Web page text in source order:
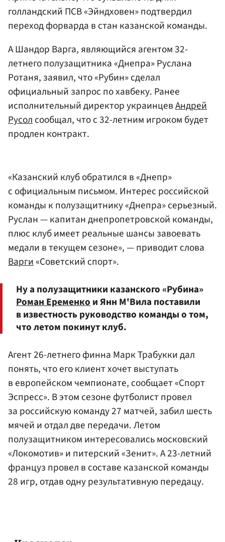
голландский ПСВ «Эйндховен» подтвердил
переход форварда в стан казанской команды.
А Шандор Варга, являющийся агентом 32-
летнего полузащитника «Днепра» Руслана
Ротаня, заявил, что «Рубин» сделал
официальный запрос по хавбеку. Ранее
исполнительный директор украинцевАндрей
Русолсообщал, что с 32-летним игроком будет
продлен контракт.
«Казанский клуб обратился в «Днепр»
с официальным письмом. Интерес российской
команды к полузащитнику «Днепра» серьезный.
Руслан — капитан днепропетровской команды,
плюс клуб имеет реальные шансы завоевать
медали в текущем сезоне», — приводит слова
Варги«Советский спорт».
Ну а полузащитники казанского «Рубина»
Роман Еременко и Янн М'Вила поставили
в известность руководство команды о том,
что летом покинут клуб.
Агент 26-летнего финна Марк Трабукки дал
понять, что его клиент хочет выступать
в европейском чемпионате, сообщает «Спорт
Эспресс». В этом сезоне футболист провел
за российскую команду 27 матчей, забил шесть
мячей и отдал две передачи. Летом
полузащитником интересовались московский
«Локомотив» и питерский «Зенит». А 23-летний
француз провел в составе казанской команды
28 игр, отдав одну результативную передацу.